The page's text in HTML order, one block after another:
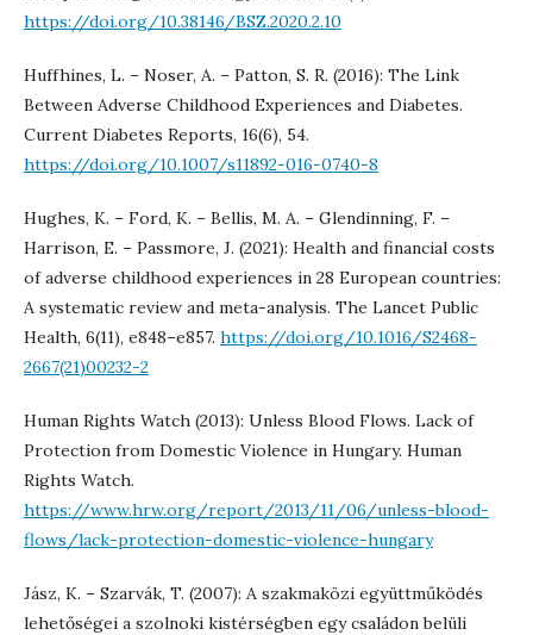
https://doi.org/10.38146/BSZ.2020.2.10
Huffhines, L. – Noser, A. – Patton, S. R. (2016): The Link
Between Adverse Childhood Experiences and Diabetes.
Current Diabetes Reports, 16(6), 54.
https://doi.org/10.1007/s11892-016-0740-8
Hughes, K. – Ford, K. – Bellis, M. A. – Glendinning, F. –
Harrison, E. – Passmore, J. (2021): Health and financial costs
of adverse childhood experiences in 28 European countries:
A systematic review and meta-analysis. The Lancet Public
Health, 6(11), e848–e857. https://doi.org/10.1016/S2468-
2667(21)00232-2
Human Rights Watch (2013): Unless Blood Flows. Lack of
Protection from Domestic Violence in Hungary. Human
Rights Watch.
https://www.hrw.org/report/2013/11/06/unless-blood-
flows/lack-protection-domestic-violence-hungary
Jász, K. – Szarvák, T. (2007): A szakmaközi együttműködés
lehetőségei a szolnoki kistérségben egy családon belüli